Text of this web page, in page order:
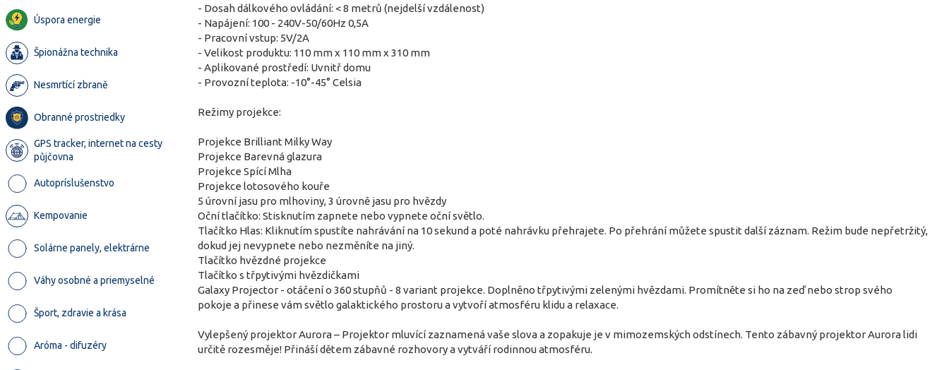
Úspora energie
Špionážna technika
Nesmrtící zbraně
Obranné prostriedky
GPS tracker, internet na cesty
půjčovna
Autopríslušenstvo
Kempovanie
Solárne panely, elektrárne
Váhy osobné a priemyselné
Šport, zdravie a krása
Aróma - difuzéry
- Dosah dálkového ovládání: < 8 metrů (nejdelší vzdálenost)
- Napájení: 100 - 240V-50/60Hz 0,5A
- Pracovní vstup: 5V/2A
- Velikost produktu: 110 mm x 110 mm x 310 mm
- Aplikované prostředí: Uvnitř domu
- Provozní teplota: -10°-45° Celsia
Režimy projekce:
Projekce Brilliant Milky Way
Projekce Barevná glazura
Projekce Spící Mlha
Projekce lotosového kouře
5 úrovní jasu pro mlhoviny, 3 úrovně jasu pro hvězdy
Oční tlačítko: Stisknutím zapnete nebo vypnete oční světlo.
Tlačítko Hlas: Kliknutím spustíte nahrávání na 10 sekund a poté nahrávku přehrajete. Po přehrání můžete spustit další záznam. Režim bude nepřetržitý,
dokud jej nevypnete nebo nezměníte na jiný.
Tlačítko hvězdné projekce
Tlačítko s třpytivými hvězdičkami
Galaxy Projector - otáčení o 360 stupňů - 8 variant projekce. Doplněno třpytivými zelenými hvězdami. Promítněte si ho na zeď nebo strop svého
pokoje a přinese vám světlo galaktického prostoru a vytvoří atmosféru klidu a relaxace.
Vylepšený projektor Aurora – Projektor mluvící zaznamená vaše slova a zopakuje je v mimozemských odstínech. Tento zábavný projektor Aurora lidi
určitě rozesměje! Přináší dětem zábavné rozhovory a vytváří rodinnou atmosféru.